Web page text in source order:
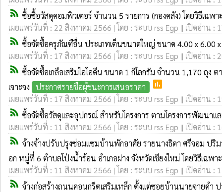
rss_feed ซื้อซื้อวัสดุคอมพิวเตอร์ จำนวน 5 รายการ (กองคลัง) โดยวิธีเฉพา
เผยแพร่วันที่ : 22 สิงหาคม 2566 | โดย : ระบบ rss Egp || เปิดอ่าน :
rss_feed ซื้อจัดซื้อครุภัณฑือื่น ประเภทเต็นขนาดใหญ่ ขนาด 4.00 x 6.00 x
เผยแพร่วันที่ : 17 สิงหาคม 2566 | โดย : ระบบ rss Egp || เปิดอ่าน :
rss_feed ซื้อจัดซื้อเกลือเสริมไอโอดีน ขนาด 1 กิโลกรัม จำนวน 1,170 ถุง
เจาะจง
ประกาศรายชื่อผู้ชนะการเสนอราคา poll
เผยแพร่วันที่ : 17 สิงหาคม 2566 | โดย : ระบบ rss Egp || เปิดอ่าน :
rss_feed ซื้อจัดซื้อวัสดุและอุปกรณ์ สำหรับโครงการ ตามโครงการพัฒนาแ
เผยแพร่วันที่ : 11 สิงหาคม 2566 | โดย : ระบบ rss Egp || เปิดอ่าน :
rss_feed จ้างจ้างปรับปรุงซ่อมแซมบ้านพักอาศัย รายนางธิดา ศรีจอม ปริ
อก หมู่ที่ 6 ตำบลโป่งน้ำร้อน อำเภอฝาง จังหวัดเชียงใหม่ โดยวิธีเฉพา
เผยแพร่วันที่ : 11 สิงหาคม 2566 | โดย : ระบบ rss Egp || เปิดอ่าน :
rss_feed จ้างก่อสร้างถนนคอนกรีตเสริมเหล็ก ตั้งแต่ซอยบ้านนายจายคำ